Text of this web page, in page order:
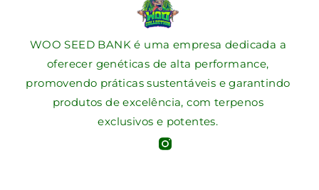
WOO SEED BANK é uma empresa dedicada a
oferecer genéticas de alta performance,
promovendo práticas sustentáveis e garantindo
produtos de excelência, com terpenos
exclusivos e potentes.